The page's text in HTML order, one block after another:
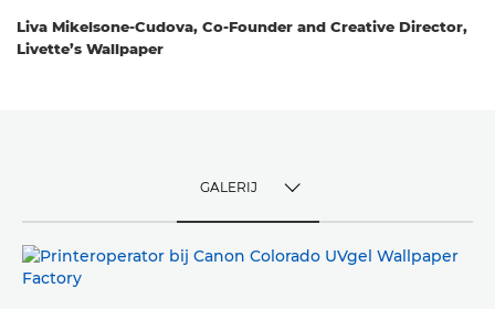
Liva Mikelsone-Cudova, Co-Founder and Creative Director,
Livette’s Wallpaper
GALERIJ
GALERIJ